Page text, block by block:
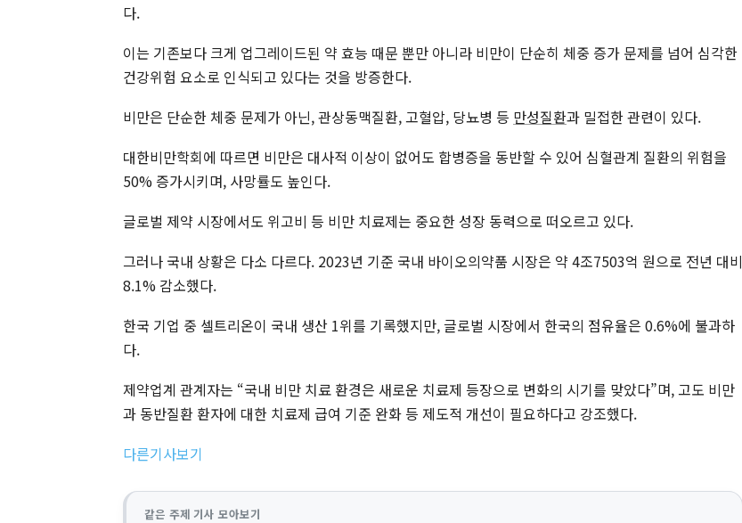
다.
이는 기존보다 크게 업그레이드된 약 효능 때문 뿐만 아니라 비만이 단순히 체중 증가 문제를 넘어 심각한
건강위험 요소로 인식되고 있다는 것을 방증한다.
비만은 단순한 체중 문제가 아닌, 관상동맥질환, 고혈압, 당뇨병 등 만성질환과 밀접한 관련이 있다.
대한비만학회에 따르면 비만은 대사적 이상이 없어도 합병증을 동반할 수 있어 심혈관계 질환의 위험을
50% 증가시키며, 사망률도 높인다.
글로벌 제약 시장에서도 위고비 등 비만 치료제는 중요한 성장 동력으로 떠오르고 있다.
그러나 국내 상황은 다소 다르다. 2023년 기준 국내 바이오의약품 시장은 약 4조7503억 원으로 전년 대비
8.1% 감소했다.
한국 기업 중 셀트리온이 국내 생산 1위를 기록했지만, 글로벌 시장에서 한국의 점유율은 0.6%에 불과하
다.
제약업계 관계자는 “국내 비만 치료 환경은 새로운 치료제 등장으로 변화의 시기를 맞았다”며, 고도 비만
과 동반질환 환자에 대한 치료제 급여 기준 완화 등 제도적 개선이 필요하다고 강조했다.
다른기사보기
같은 주제 기사 모아보기